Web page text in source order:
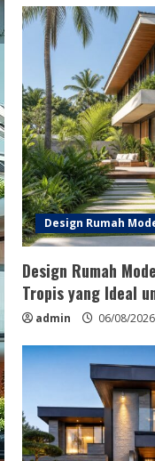
Design Rumah
Design Rumah
Tropis yang Ideal
admin 06/08/2026